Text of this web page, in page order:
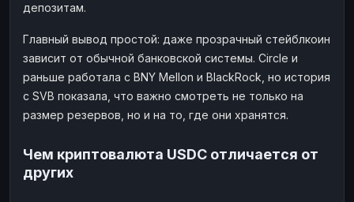
депозитам.
Главный вывод простой: даже прозрачный стейблкоин
зависит от обычной банковской системы. Circle и
раньше работала с BNY Mellon и BlackRock, но история
с SVB показала, что важно смотреть не только на
размер резервов, но и на то, где они хранятся.
Чем криптовалюта USDC отличается от
других